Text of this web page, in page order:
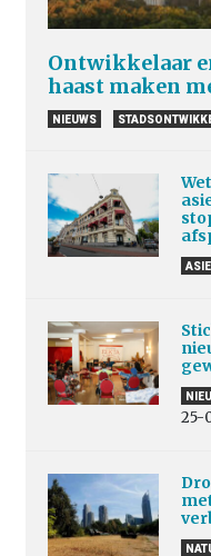
Ontwikkelaar
haast maken
NIEUWS
25-